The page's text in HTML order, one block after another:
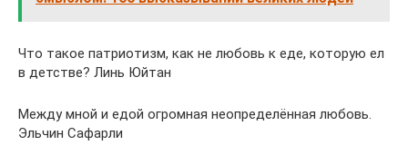
Что такое патриотизм, как не любовь к еде, которую ел
в детстве? Линь Юйтан
Между мной и едой огромная неопределённая любовь.
Эльчин Сафарли